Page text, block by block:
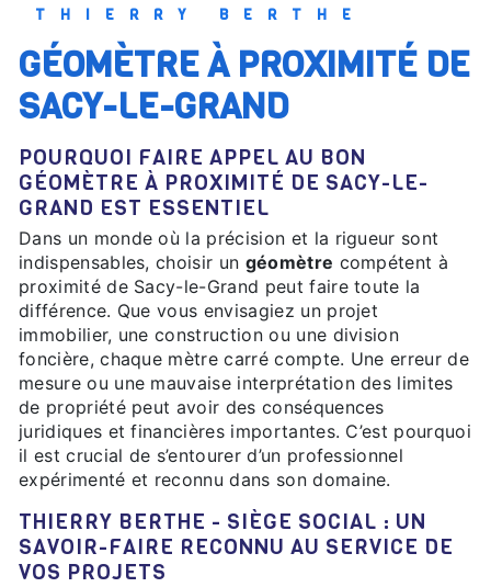
THIERRY BERTHE
GÉOMÈTRE À PROXIMITÉ DE
SACY-LE-GRAND
POURQUOI FAIRE APPEL AU BON
GÉOMÈTRE À PROXIMITÉ DE SACY-LE-
GRAND EST ESSENTIEL
Dans un monde où la précision et la rigueur sont
indispensables, choisir un géomètre compétent à
proximité de Sacy-le-Grand peut faire toute la
différence. Que vous envisagiez un projet
immobilier, une construction ou une division
foncière, chaque mètre carré compte. Une erreur de
mesure ou une mauvaise interprétation des limites
de propriété peut avoir des conséquences
juridiques et financières importantes. C’est pourquoi
il est crucial de s’entourer d’un professionnel
expérimenté et reconnu dans son domaine.
THIERRY BERTHE - SIÈGE SOCIAL : UN
SAVOIR-FAIRE RECONNU AU SERVICE DE
VOS PROJETS